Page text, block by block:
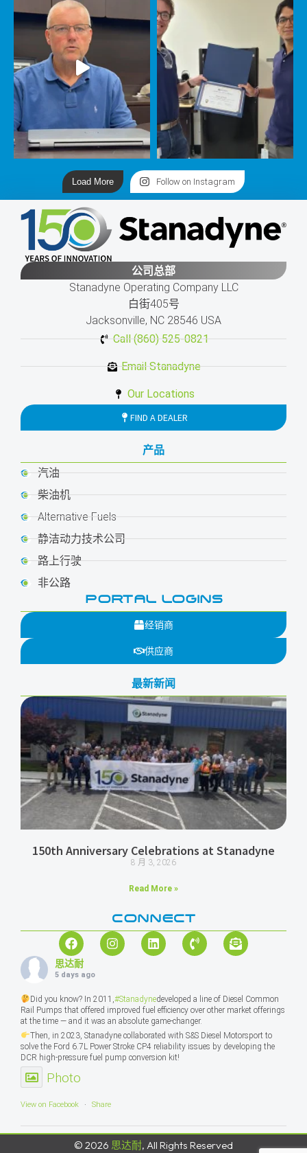
Load More Follow on Instagram
公司总部
Stanadyne Operating Company LLC
白街405号
Jacksonville, NC 28546 USA
Call (860) 525-0821
Email Stanadyne
Our Locations
FIND A DEALER
产品
汽油
柴油机
Alternative Fuels
静洁动力技术公司
路上行驶
非公路
PORTAL LOGINS
经销商
供应商
最新新闻
150th Anniversary Celebrations at Stanadyne
8 月 3, 2026
Read More »
CONNECT
思达耐
5 days ago
Did you know? In 2011, #Stanadynedeveloped a line of Diesel Common
Rail Pumps that offered improved fuel efficiency over other market offerings
at the time — and it was an absolute game-changer.
Then, in 2023, Stanadyne collaborated with S&S Diesel Motorsport to
solve the Ford 6.7L Power Stroke CP4 reliability issues by developing the
DCR high-pressure fuel pump conversion kit!
Photo
View on Facebook · Share
© 2026 思达耐, All Rights Reserved